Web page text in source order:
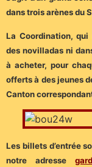
dans trois arènes du
La Coordination,
des novilladas ni
à acheter, pour
offerts à des jeunes
Canton
Les billets d’entrée
notre adresse